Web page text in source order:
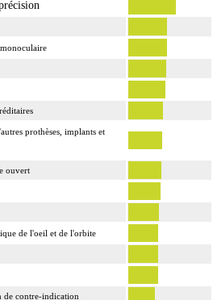
prothèses, implants et
ouvert
de l'oeil et de l'orbite
de contre-indication